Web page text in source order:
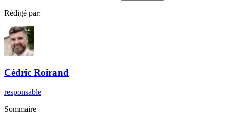
Rédigé par:
Cédric Roirand
responsable
Sommaire